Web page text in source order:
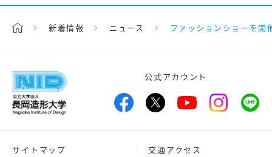
新着情報 ニュース ファッションショーを開
公式アカウント
サイトマップ 交通アクセス